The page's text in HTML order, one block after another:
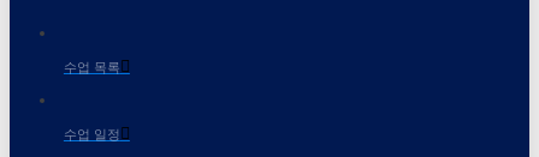
수업 목록
수업 일정